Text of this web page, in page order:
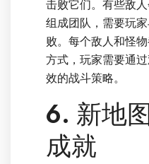
击败它们。有些敌
组成团队，需要玩
败。每个敌人和怪
方式，玩家需要通
效的战斗策略。
6. 新地
成就